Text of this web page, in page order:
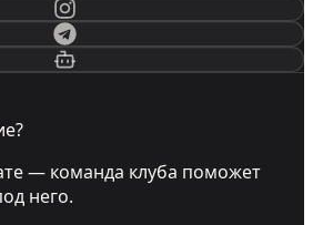
— команда клуба поможет
него.